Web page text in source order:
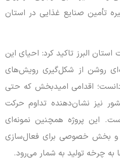
تأمین صنایع غذایی در استان
البرز تاکید کرد: احیای این
روشن از شکل‌گیری رویش‌های
اقدامی امیدبخش که حتی
نیز نشان‌دهنده تداوم حرکت
این پروژه همچنین نمونه‌ای
و بخش خصوصی برای فعال‌سازی
به چرخه تولید به شمار می‌رود.